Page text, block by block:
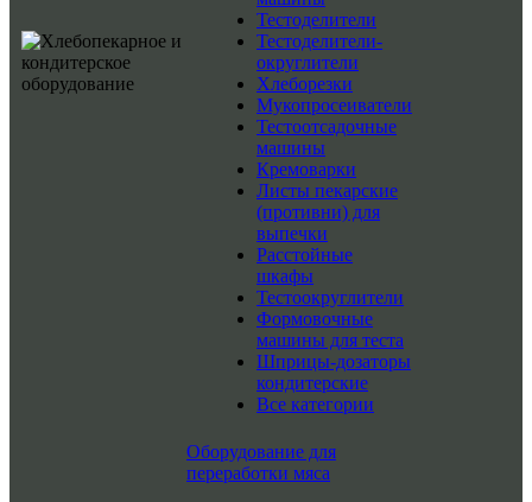
Тестоделители
Тестоделители-
округлители
Хлеборезки
Мукопросеиватели
Тестоотсадочные
машины
Кремоварки
Листы пекарские
(противни) для
выпечки
Расстойные
шкафы
Тестоокруглители
Формовочные
машины для теста
Шприцы-дозаторы
кондитерские
Все категории
Оборудование для
переработки мяса